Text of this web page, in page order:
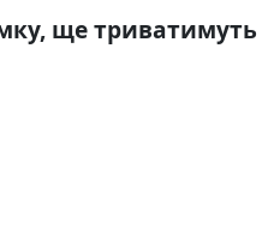
ще триватимуть